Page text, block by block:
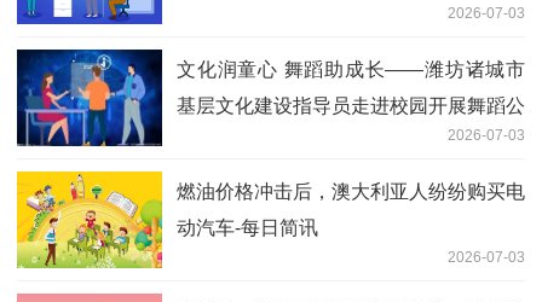
2026-07-03
文化润童心 舞蹈助成长——潍坊诸城市
基层文化建设指导员走进校园开展舞蹈公
2026-07-03
燃油价格冲击后，澳大利亚人纷纷购买电
动汽车-每日简讯
2026-07-03